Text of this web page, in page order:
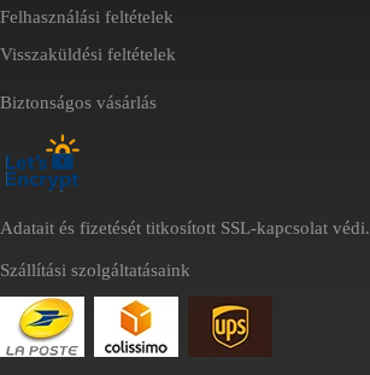
Felhasználási feltételek
Visszaküldési feltételek
Biztonságos vásárlás
Adatait és fizetését titkosított SSL-kapcsolat védi.
Szállítási szolgáltatásaink